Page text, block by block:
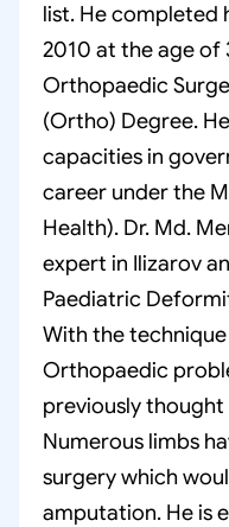
list. He completed
2010 at the age of
Orthopaedic
(Ortho) Degree.
capacities in
career under the
Health). Dr. Md.
expert in Ilizarov
Paediatric
With the
Orthopaedic
previously
Numerous limbs
surgery which
amputation. He is